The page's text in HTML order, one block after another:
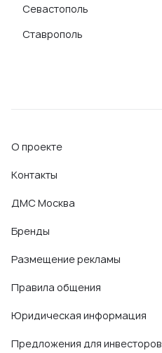
Севастополь
Ставрополь
О проекте
Контакты
ДМС Москва
Бренды
Размещение рекламы
Правила общения
Юридическая информация
Предложения для инвесторов